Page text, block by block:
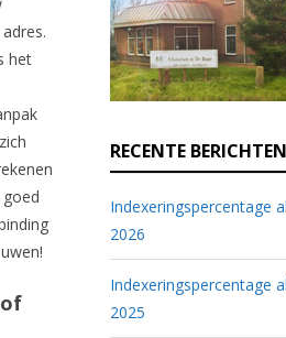
het
RECENTE BERICHTEN
Indexeringspercentage
2026
Indexeringspercentage
2025